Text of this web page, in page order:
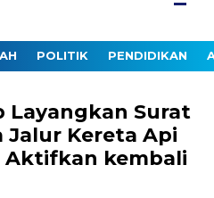
POLITIK PENDIDIKAN
Layangkan Surat
Jalur Kereta Api
Aktifkan kembali